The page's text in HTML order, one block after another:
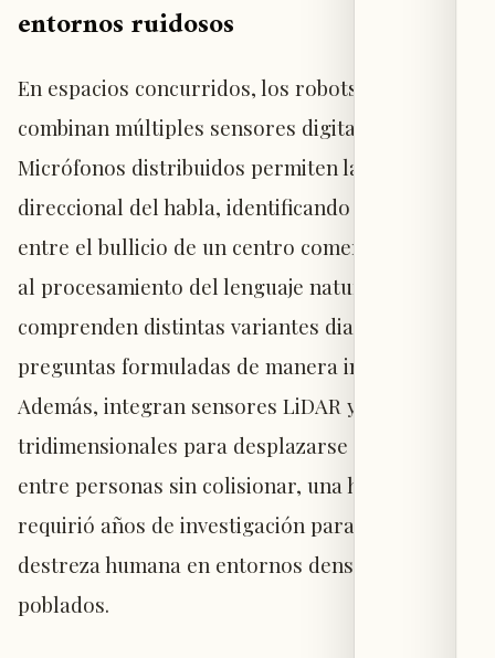
entornos ruidosos
En espacios concurridos, los robots sociales
combinan múltiples sensores digitales.
Micrófonos distribuidos permiten la localización
direccional del habla, identificando quién habla
entre el bullicio de un centro comercial. Gracias
al procesamiento del lenguaje natural (NLP),
comprenden distintas variantes dialectales y
preguntas formuladas de manera indirecta.
Además, integran sensores LiDAR y cámaras
tridimensionales para desplazarse con fluidez
entre personas sin colisionar, una habilidad que
requirió años de investigación para replicar la
destreza humana en entornos densamente
poblados.